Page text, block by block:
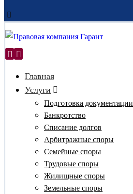
Главная
Услуги
Подготовка документации
Банкротство
Списание долгов
Арбитражные споры
Семейные споры
Трудовые споры
Жилищные споры
Земельные споры